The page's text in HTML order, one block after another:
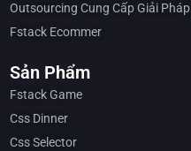
Outsourcing Cung Cấp Giải Pháp
Fstack Ecommer
Sản Phẩm
Fstack Game
Css Dinner
Css Selector